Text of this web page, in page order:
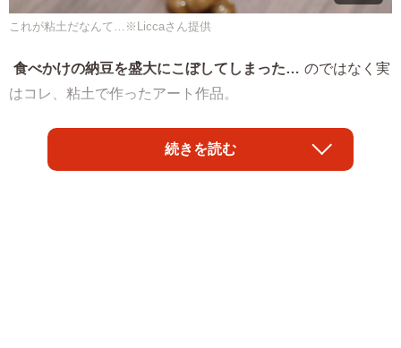
これが粘土だなんて…※Liccaさん提供
食べかけの納豆を盛大にこぼしてしまった… のではなく実
はコレ、粘土で作ったアート作品。
粘土アート 「納豆〜絶望を添えて〜」
がSNS上で大きな注
目を集めている。この作品を制作したのは粘土オタク
続きを読む